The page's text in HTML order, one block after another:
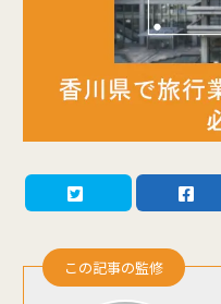
この記事の監修